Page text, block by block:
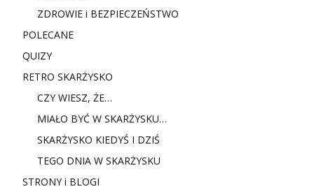
ZDROWIE i BEZPIECZEŃSTWO
POLECANE
QUIZY
RETRO SKARŻYSKO
CZY WIESZ, ŻE…
MIAŁO BYĆ W SKARŻYSKU…
SKARŻYSKO KIEDYŚ I DZIŚ
TEGO DNIA W SKARŻYSKU
STRONY i BLOGI